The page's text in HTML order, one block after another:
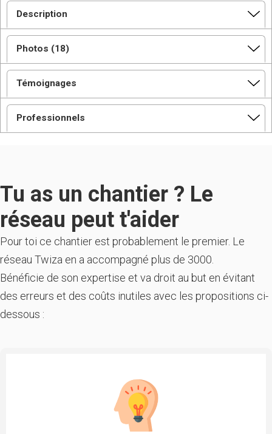
Description
Photos (18)
Témoignages
Professionnels
Tu as un chantier ? Le
réseau peut t'aider
Pour toi ce chantier est probablement le premier. Le
réseau Twiza en a accompagné plus de 3000.
Bénéficie de son expertise et va droit au but en évitant
des erreurs et des coûts inutiles avec les propositions ci-
dessous :